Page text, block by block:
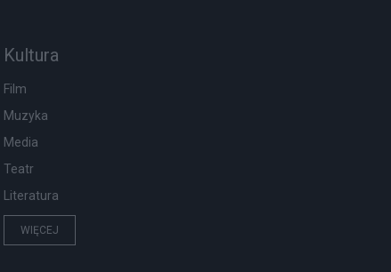
Kultura
Film
Muzyka
Media
Teatr
Literatura
WIĘCEJ